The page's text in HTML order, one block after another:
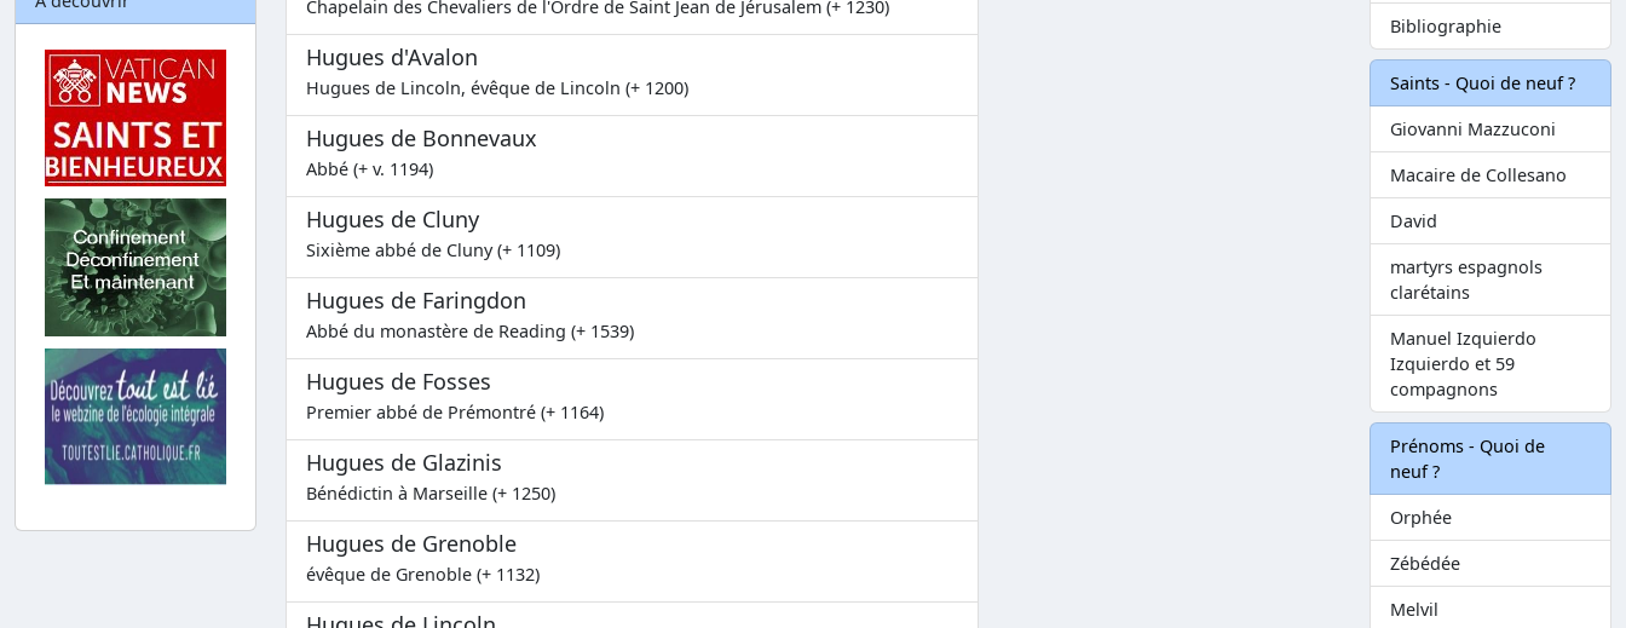
Chapelain des Chevaliers de l'Ordre de Saint Jean de Jérusalem (+ 1230)
Hugues d'Avalon
Hugues de Lincoln, évêque de Lincoln (+ 1200)
Hugues de Bonnevaux
Abbé (+ v. 1194)
Hugues de Cluny
Sixième abbé de Cluny (+ 1109)
Hugues de Faringdon
Abbé du monastère de Reading (+ 1539)
Hugues de Fosses
Premier abbé de Prémontré (+ 1164)
Hugues de Glazinis
Bénédictin à Marseille (+ 1250)
Hugues de Grenoble
évêque de Grenoble (+ 1132)
Bibliographie
Saints - Quoi de neuf ?
Giovanni Mazzuconi
Macaire de Collesano
David
martyrs espagnols
clarétains
Manuel Izquierdo
Izquierdo et 59
compagnons
Prénoms - Quoi de
neuf ?
Orphée
Zébédée
Melvil